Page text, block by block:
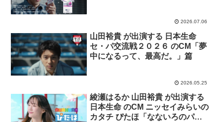
2026.07.06
山田裕貴 が出演する 日本生命
セ・パ交流戦２０２６ のCM「夢
中になるって、最高だ。」篇
2026.05.25
綾瀬はるか 山田裕貴 が出演する
日本生命 のCM ニッセイみらいの
カタチ ぴたほ「なないろのパズ